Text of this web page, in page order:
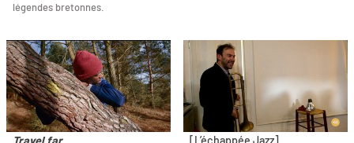
légendes bretonnes.